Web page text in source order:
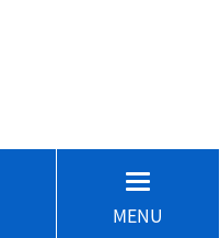
MENU